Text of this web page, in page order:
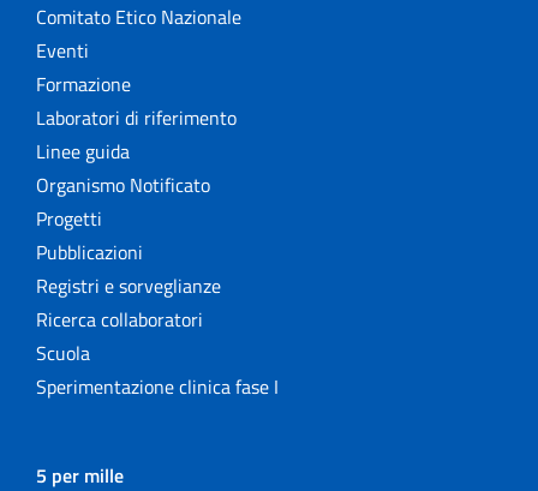
Comitato Etico Nazionale
Eventi
Formazione
Laboratori di riferimento
Linee guida
Organismo Notificato
Progetti
Pubblicazioni
Registri e sorveglianze
Ricerca collaboratori
Scuola
Sperimentazione clinica fase I
5 per mille